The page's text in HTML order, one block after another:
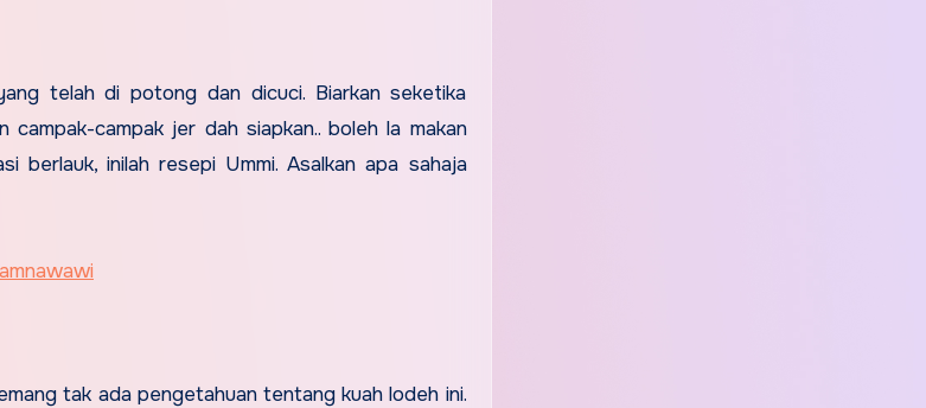
telah di potong dan dicuci. Biarkan seketika
campak jer dah siapkan.. boleh la makan
berlauk, inilah resepi Ummi. Asalkan apa sahaja
tak ada pengetahuan tentang kuah lodeh ini.